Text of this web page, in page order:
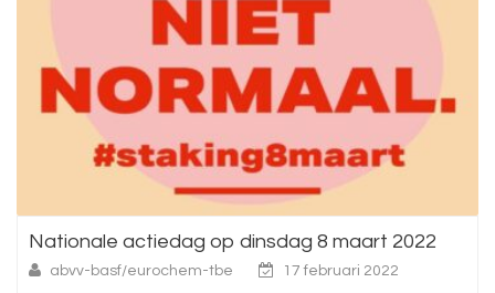
Nationale actiedag op dinsdag 8 maart 2022
abvv-basf/eurochem-tbe 17 februari 2022